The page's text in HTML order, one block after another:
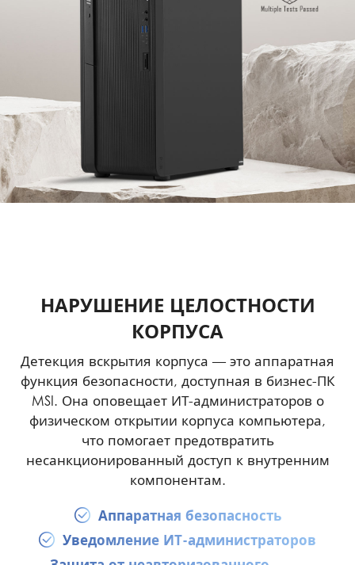
НАРУШЕНИЕ ЦЕЛОСТНОСТИ
КОРПУСА
Детекция вскрытия корпуса — это аппаратная
функция безопасности, доступная в бизнес-ПК
MSI. Она оповещает ИТ-администраторов о
физическом открытии корпуса компьютера,
что помогает предотвратить
несанкционированный доступ к внутренним
компонентам.
Аппаратная безопасность
Уведомление ИТ-администраторов